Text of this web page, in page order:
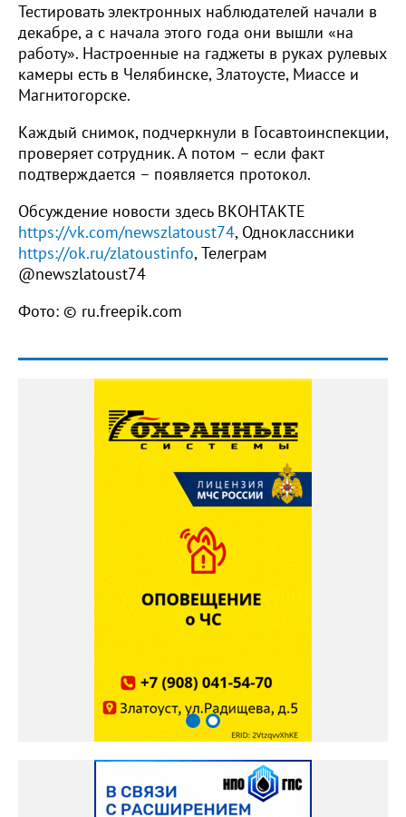
Тестировать электронных наблюдателей начали в
декабре, а с начала этого года они вышли «на
работу». Настроенные на гаджеты в руках рулевых
камеры есть в Челябинске, Златоусте, Миассе и
Магнитогорске.
Каждый снимок, подчеркнули в Госавтоинспекции,
проверяет сотрудник. А потом – если факт
подтверждается – появляется протокол.
Обсуждение новости здесь ВКОНТАКТЕ
https://vk.com/newszlatoust74, Одноклассники
https://ok.ru/zlatoustinfo, Телеграм
@newszlatoust74
Фото: © ru.freepik.com